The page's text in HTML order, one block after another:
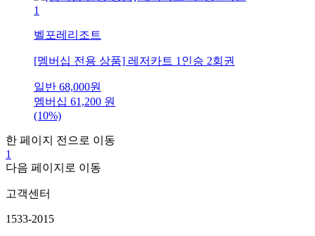
1
벨포레리조트
[멤버십 전용 상품] 레저카트 1인승 2회권
일반 68,000원
멤버십 61,200 원
(10%)
한 페이지 전으로 이동
1
다음 페이지로 이동
고객센터
1533-2015